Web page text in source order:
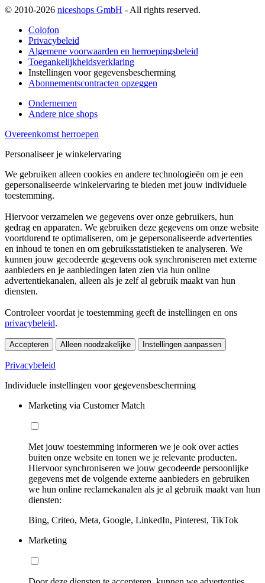
© 2010-2026 niceshops GmbH - All rights reserved.
Colofon
Privacybeleid
Algemene voorwaarden en herroepingsbeleid
Toegankelijkheidsverklaring
Instellingen voor gegevensbescherming
Abonnementscontracten opzeggen
Ondernemen
Andere nice shops
Overeenkomst herroepen
Personaliseer je winkelervaring
We gebruiken alleen cookies en andere technologieën om je een
gepersonaliseerde winkelervaring te bieden met jouw individuele
toestemming.
Hiervoor verzamelen we gegevens over onze gebruikers, hun
gedrag en apparaten. We gebruiken deze gegevens om onze website
voortdurend te optimaliseren, om je gepersonaliseerde advertenties
en inhoud te tonen en om gebruiksstatistieken te analyseren. We
kunnen jouw gecodeerde gegevens ook synchroniseren met externe
aanbieders en je aanbiedingen laten zien via hun online
advertentiekanalen, alleen als je zelf al gebruik maakt van hun
diensten.
Controleer voordat je toestemming geeft de instellingen en ons
privacybeleid.
Accepteren Alleen noodzakelijke Instellingen aanpassen
Privacybeleid
Individuele instellingen voor gegevensbescherming
Marketing via Customer Match
Met jouw toestemming informeren we je ook over acties
buiten onze website en tonen we je relevante producten.
Hiervoor synchroniseren we jouw gecodeerde persoonlijke
gegevens met de volgende externe aanbieders en gebruiken
we hun online reclamekanalen als je al gebruik maakt van hun
diensten:
Bing, Criteo, Meta, Google, LinkedIn, Pinterest, TikTok
Marketing